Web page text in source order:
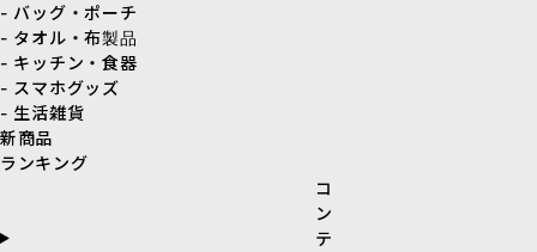
- バッグ・ポーチ
- タオル・布製品
- キッチン・食器
- スマホグッズ
- 生活雑貨
新商品
ランキング
コ
ン
テ